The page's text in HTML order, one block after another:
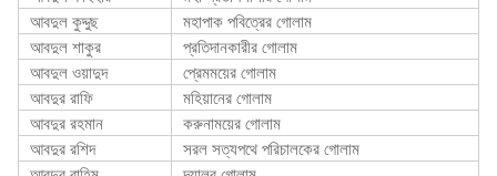
আবদুল কুদ্দুছ
মহাপাক পবিত্রের গোলাম
আবদুল শাকুর
প্রতিদানকারীর গোলাম
আবদুল ওয়াদুদ
প্রেমময়ের গোলাম
আবদুর রাফি
মহিয়ানের গোলাম
আবদুর রহমান
করুনাময়ের গোলাম
আবদুর রশিদ
সরল সত্যপথে পরিচালকের গোলাম